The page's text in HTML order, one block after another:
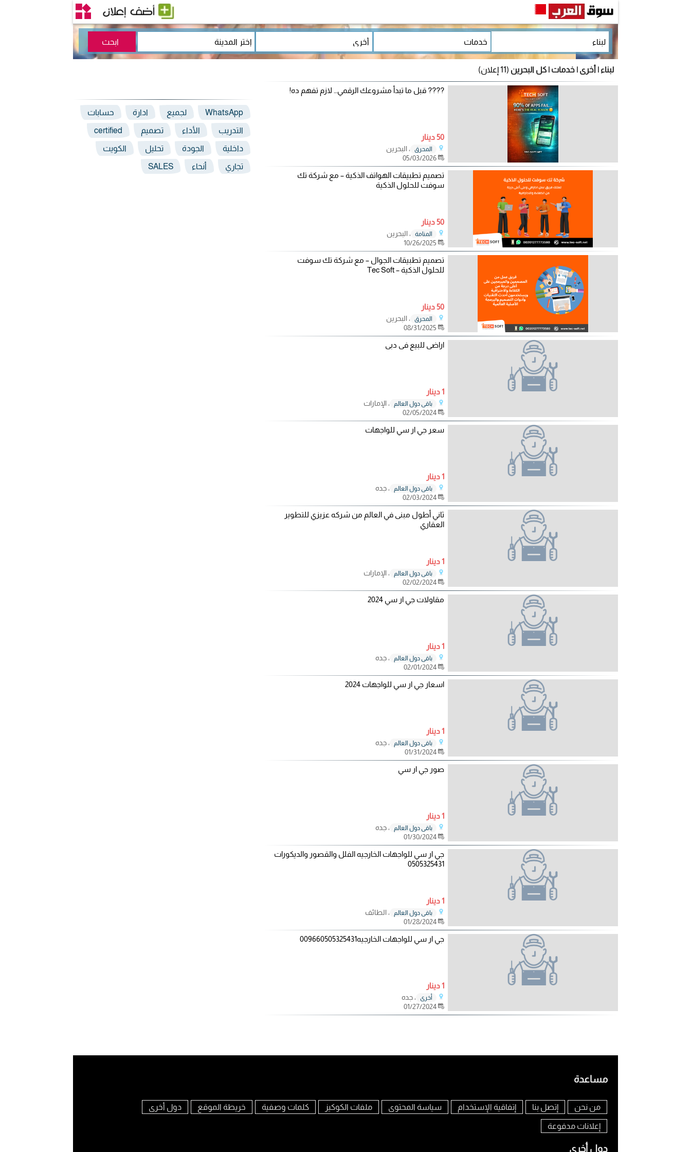
لبناء | أخرى | خدمات | كل البحرين (11 إعلان)
???? قبل ما تبدأ مشروعك الرقمي… لازم تفهم ده!
50 دينار
المحرق
، البحرين
05/03/2026
تصميم تطبيقات الهواتف الذكية – مع شركة تك
سوفت للحلول الذكية
50 دينار
المنامة
، البحرين
تصميم تطبيقات الجوال – مع شركة تك سوفت
للحلول الذكية – Tec Soft
50 دينار
المحرق
، البحرين
اراضى للبيع فى دبى
1 دينار
باقي دول العالم
، الإمارات
02/05/2024
سعر جي ار سي للواجهات
1 دينار
باقي دول العالم
، جده
02/03/2024
ثاني أطول مبنى في العالم من شركه عزيزي للتطوير
العقاري
1 دينار
باقي دول العالم
، الإمارات
02/02/2024
مقاولات جي ار سي 2024
1 دينار
باقي دول العالم
، جده
02/01/2024
اسعار جي ار سي للواجهات 2024
1 دينار
باقي دول العالم
، جده
01/31/2024
صور جي ار سي
1 دينار
باقي دول العالم
، جده
01/30/2024
جي ار سي للواجهات الخارجيه الفلل والقصور والديكورات
0505325431
1 دينار
باقي دول العالم
، الطائف
01/28/2024
جي ار سي للواجهات الخارجيه009660505325431
1 دينار
أخرى
، جده
01/27/2024
WhatsApp لجميع ادارة حسابات
التدريب الأداء تصميم certified
داخلية الجودة تحليل الكويت
تجاري أنحاء SALES
مساعدة
من نحن إتصل بنا إتفاقية الإستخدام سياسة المحتوى ملفات الكوكيز كلمات وصفية خريطة الموقع دول أخرى
إعلانات مدفوعة
دول أخرى